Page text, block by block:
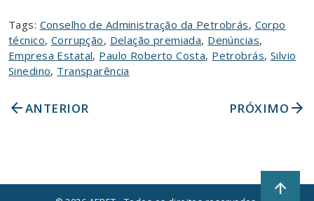
Tags: Conselho de Administração da Petrobrás, Corpo
técnico, Corrupção, Delação premiada, Denúncias,
Empresa Estatal, Paulo Roberto Costa, Petrobrás, Silvio
Sinedino, Transparência
arrow_backANTERIOR PRÓXIMO arrow_forward
arrow_upward